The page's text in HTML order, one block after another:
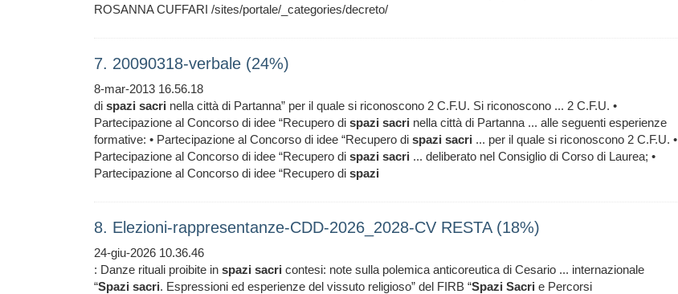
ROSANNA CUFFARI /sites/portale/_categories/decreto/
7. 20090318-verbale (24%)
8-mar-2013 16.56.18
di spazi sacri nella città di Partanna” per il quale si riconoscono 2 C.F.U. Si riconoscono ... 2 C.F.U. •
Partecipazione al Concorso di idee “Recupero di spazi sacri nella città di Partanna ... alle seguenti esperienze
formative: • Partecipazione al Concorso di idee “Recupero di spazi sacri ... per il quale si riconoscono 2 C.F.U. •
Partecipazione al Concorso di idee “Recupero di spazi sacri ... deliberato nel Consiglio di Corso di Laurea; •
Partecipazione al Concorso di idee “Recupero di spazi
8. Elezioni-rappresentanze-CDD-2026_2028-CV RESTA (18%)
24-giu-2026 10.36.46
: Danze rituali proibite in spazi sacri contesi: note sulla polemica anticoreutica di Cesario ... internazionale
“Spazi sacri. Espressioni ed esperienze del vissuto religioso” del FIRB “Spazi Sacri e Percorsi